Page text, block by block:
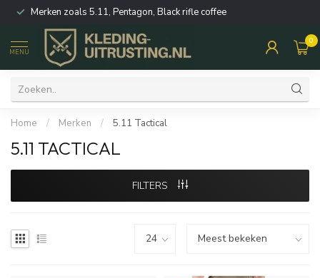
Merken zoals 5.11, Pentagon, Black rifle coffee
MENU
0
Home / Merken / 5.11 Tactical
5.11 TACTICAL
FILTERS